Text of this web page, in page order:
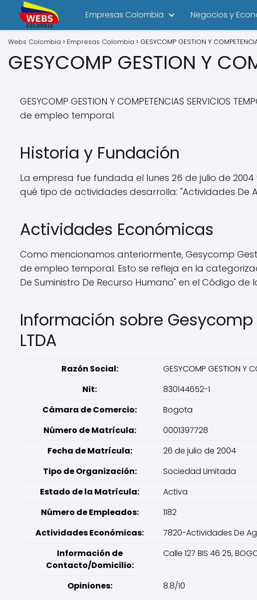
Empresas Colombia Negocios y
Webs Colombia Empresas Colombia GESYCOMP GESTION Y
GESYCOMP GESTION Y
GESYCOMP GESTION Y COMPETENCIAS
de empleo temporal.
Historia y Fundación
La empresa fue fundada el lunes 26 de julio de
qué tipo de actividades desarrolla: "Actividades De
Actividades Económicas
Como mencionamos anteriormente, Gesycomp
de empleo temporal. Esto se refleja en la
De Suministro De Recurso Humano" en el Código
Información sobre
LTDA
Razón Social:
GESYCOMP GESTION Y
Nit:
830144652-1
Cámara de Comercio:
Bogota
Número de Matrícula:
0001397728
Fecha de Matrícula:
26 de julio de 2004
Tipo de Organización:
Sociedad Limitada
Estado de la Matrícula:
Activa
Número de Empleados:
1182
Actividades Económicas:
7820-Actividades De
Información de
Contacto/Domicilio:
Calle 127 BIS 46 25,
Opiniones:
8.8/10